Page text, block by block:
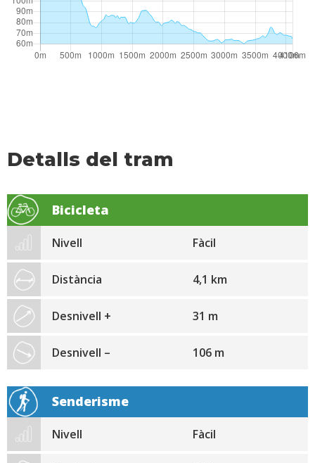
Detalls del tram
Bicicleta
Nivell Fàcil
Distància 4,1 km
Desnivell + 31 m
Desnivell – 106 m
Senderisme
Nivell Fàcil